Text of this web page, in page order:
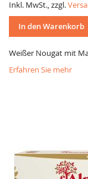
Inkl. MwSt., zzgl.
In den Warenkorb
Weißer Nougat mit
Erfahren Sie mehr